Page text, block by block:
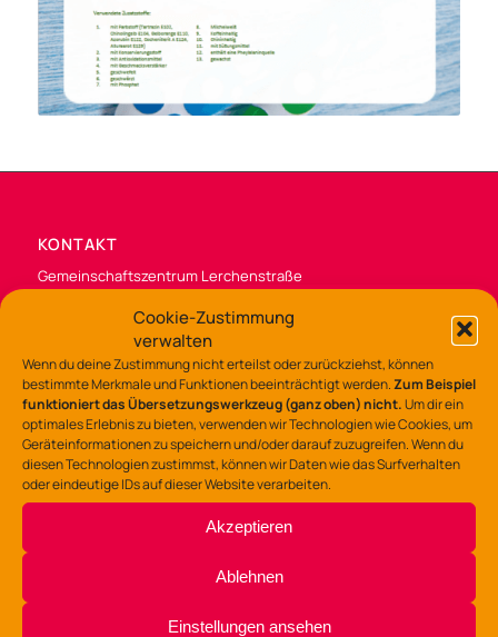
Cookie-Zustimmung
verwalten
Wenn du deine Zustimmung nicht erteilst oder zurückziehst, können
bestimmte Merkmale und Funktionen beeinträchtigt werden.Zum Beispiel
funktioniert das Übersetzungswerkzeug (ganz oben) nicht.Um dir ein
optimales Erlebnis zu bieten, verwenden wir Technologien wie Cookies, um
Geräteinformationen zu speichern und/oder darauf zuzugreifen. Wenn du
diesen Technologien zustimmst, können wir Daten wie das Surfverhalten
oder eindeutige IDs auf dieser Website verarbeiten.
Akzeptieren
Ablehnen
Einstellungen ansehen
KONTAKT
Gemeinschaftszentrum Lerchenstraße
Lerchenstraße 135 – 137
49088 Osnabrück
Tel.: 0541/323-7530
gz-lerchenstr@osnabrueck.de
und 14:00 – 16:00 Uhr